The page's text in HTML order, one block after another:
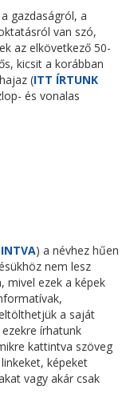
gazdaságról, a
van szó,
az elkövetkező 50-
kicsit a korábban
(ITT ÍRTUNK
és vonalas
) a névhez hűen
nem lesz
mivel ezek a képek
a saját
írhatunk
kattintva szöveg
képeket
vagy akár csak